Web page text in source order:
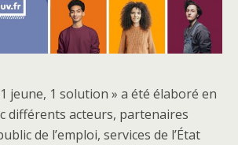
jeune, 1 solution » a été élaboré en
différents acteurs, partenaires
de l’emploi, services de l’État